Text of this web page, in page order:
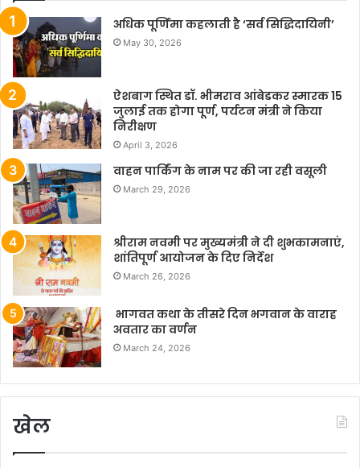
अधिक पूर्णिमा कहलाती है ‘सर्व सिद्धिदायिनी’
May 30, 2026
ऐशबाग स्थित डॉ. भीमराव आंबेडकर स्मारक 15
जुलाई तक होगा पूर्ण, पर्यटन मंत्री ने किया
निरीक्षण
April 3, 2026
वाहन पार्किंग के नाम पर की जा रही वसूली
March 29, 2026
श्रीराम नवमी पर मुख्यमंत्री ने दी शुभकामनाएं,
शांतिपूर्ण आयोजन के दिए निर्देश
March 26, 2026
भागवत कथा के तीसरे दिन भगवान के वाराह
अवतार का वर्णन
March 24, 2026
खेल